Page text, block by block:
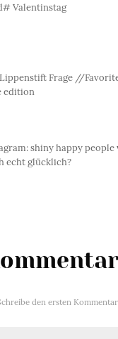
Valentinstag
Frage //
edition
shiny happy
echt glücklich?
den ersten